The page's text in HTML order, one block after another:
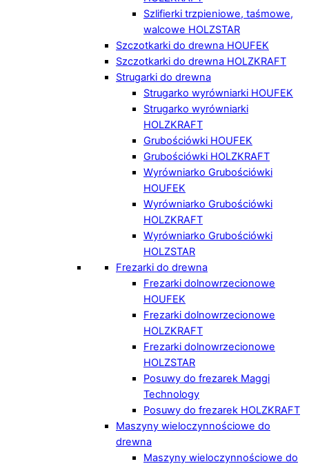
Szlifierki trzpieniowe, taśmowe,
walcowe HOLZSTAR
Szczotkarki do drewna HOUFEK
Szczotkarki do drewna HOLZKRAFT
Strugarki do drewna
Strugarko wyrówniarki HOUFEK
Strugarko wyrówniarki
HOLZKRAFT
Grubościówki HOUFEK
Grubościówki HOLZKRAFT
Wyrówniarko Grubościówki
HOUFEK
Wyrówniarko Grubościówki
HOLZKRAFT
Wyrówniarko Grubościówki
HOLZSTAR
Frezarki do drewna
Frezarki dolnowrzecionowe
HOUFEK
Frezarki dolnowrzecionowe
HOLZKRAFT
Frezarki dolnowrzecionowe
HOLZSTAR
Posuwy do frezarek Maggi
Technology
Posuwy do frezarek HOLZKRAFT
Maszyny wieloczynnościowe do
drewna
Maszyny wieloczynnościowe do